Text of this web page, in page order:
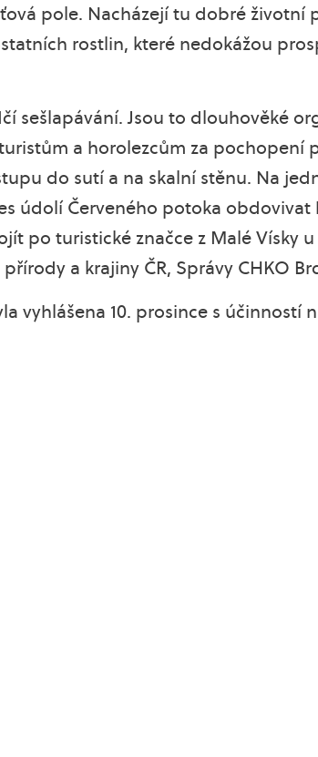
pole. Nacházejí tu dobré
rostlin, které nedokážou
sešlapávání. Jsou to dlouhověké
a horolezcům za pochopení
do sutí a na skalní stěnu. Na
údolí Červeného potoka obdovivat
po turistické značce z Malé Vísky
a krajiny ČR, Správy CHKO
vyhlášena 10. prosince s účinností